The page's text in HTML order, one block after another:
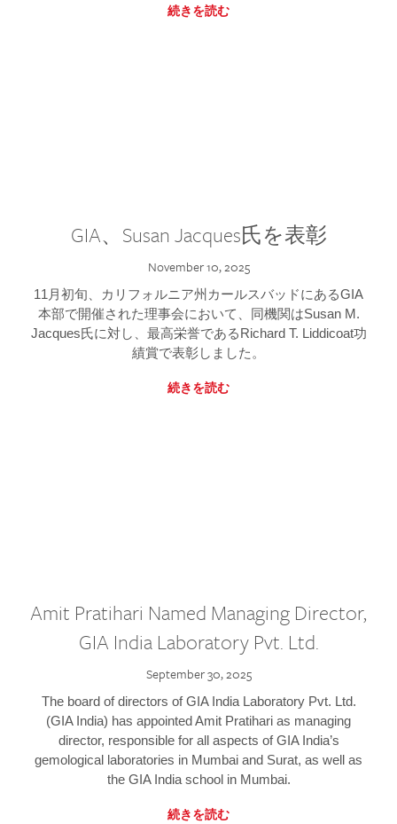
続きを読む
GIA、Susan Jacques氏を表彰
November 10, 2025
11月初旬、カリフォルニア州カールスバッドにあるGIA
本部で開催された理事会において、同機関はSusan M.
Jacques氏に対し、最高栄誉であるRichard T. Liddicoat功
績賞で表彰しました。
続きを読む
Amit Pratihari Named Managing Director,
GIA India Laboratory Pvt. Ltd.
September 30, 2025
The board of directors of GIA India Laboratory Pvt. Ltd.
(GIA India) has appointed Amit Pratihari as managing
director, responsible for all aspects of GIA India’s
gemological laboratories in Mumbai and Surat, as well as
the GIA India school in Mumbai.
続きを読む